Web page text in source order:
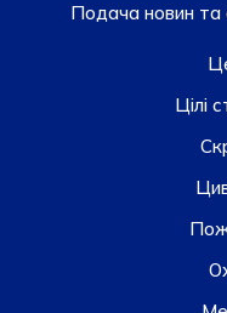
Подача новин та
Цілі